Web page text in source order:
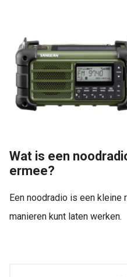
Wat is een
ermee?
Een noodradio is een
manieren kunt laten werken.